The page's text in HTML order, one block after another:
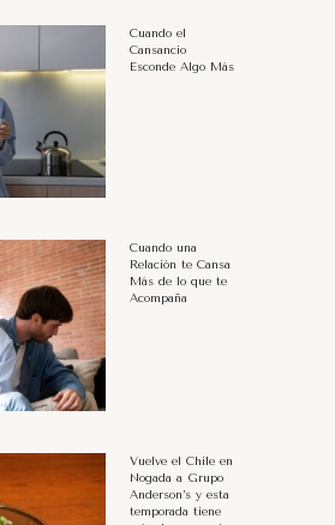
Cuando el
Cansancio
Esconde Algo Más
Cuando una
Relación te Cansa
Más de lo que te
Acompaña
Vuelve el Chile en
Nogada a Grupo
Anderson’s y esta
temporada tiene